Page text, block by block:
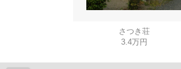
さつき荘
3.4万円